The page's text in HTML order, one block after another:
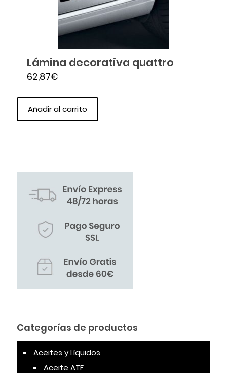
Lámina decorativa quattro
62,87€
Añadir al carrito
Categorías de productos
Aceites y Líquidos
Aceite ATF